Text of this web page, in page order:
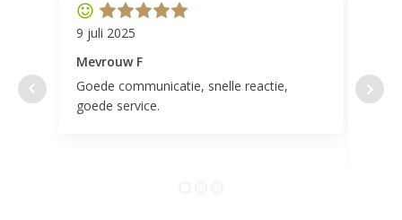
9 juli 2025
Mevrouw F
Goede communicatie, snelle reactie,
goede service.
door